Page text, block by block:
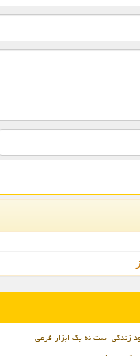
زندگی است نه یک ابزار فرعی